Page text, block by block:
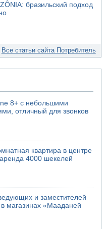
бразильский подход
Все статьи сайта Потребитель
8+ с небольшими
отличный для звонков
квартира в центре
4000 шекелей
и заместителей
магазинах «Мааданей